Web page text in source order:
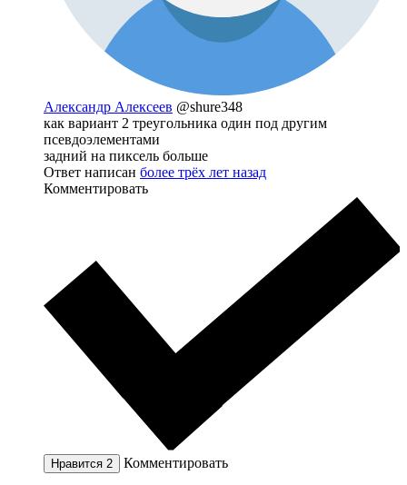
Александр Алексеев @shure348
как вариант 2 треугольника один под другим
псевдоэлементами
задний на пиксель больше
Ответ написан более трёх лет назад
Комментировать
Нравится 2 Комментировать